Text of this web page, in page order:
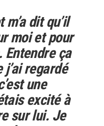
dit qu’il
moi et pour
Entendre ça
j’ai regardé
une
excité à
sur lui. Je